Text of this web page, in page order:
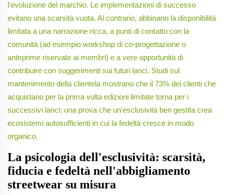
l'evoluzione del marchio. Le implementazioni di successo
evitano una scarsità vuota. Al contrario, abbinano la disponibilità
limitata a una narrazione ricca, a punti di contatto con la
comunità (ad esempio workshop di co-progettazione o
anteprime riservate ai membri) e a vere opportunità di
contribuire con suggerimenti sui futuri lanci. Studi sul
mantenimento della clientela mostrano che il 73% dei clienti che
acquistano per la prima volta edizioni limitate torna per i
successivi lanci: una prova che un'esclusività ben gestita crea
ecosistemi autosufficienti in cui la fedeltà cresce in modo
organico.
La psicologia dell'esclusività: scarsità,
fiducia e fedeltà nell'abbigliamento
streetwear su misura